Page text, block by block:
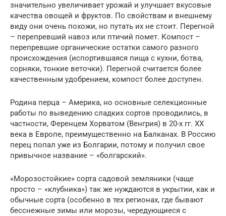
значительно увеличивает урожай и улучшает вкусовые
качества овощей и фруктов. По свойствам и внешнему
виду они очень похожи, но путать их не стоит. Перегной
– перепревший навоз или птичий помет. Компост –
перепревшие органические остатки самого разного
происхождения (испортившаяся пища с кухни, ботва,
сорняки, тонкие веточки). Перегной считается более
качественным удобрением, компост более доступен.
Родина перца – Америка, но основные селекционные
работы по выведению сладких сортов проводились, в
частности, Ференцем Хорватом (Венгрия) в 20-х гг. XX
века в Европе, преимущественно на Балканах. В Россию
перец попал уже из Болгарии, потому и получил свое
привычное название – «болгарский».
«Морозостойкие» сорта садовой земляники (чаще
просто – «клубника») так же нуждаются в укрытии, как и
обычные сорта (особенно в тех регионах, где бывают
бесснежные зимы или морозы, чередующиеся с